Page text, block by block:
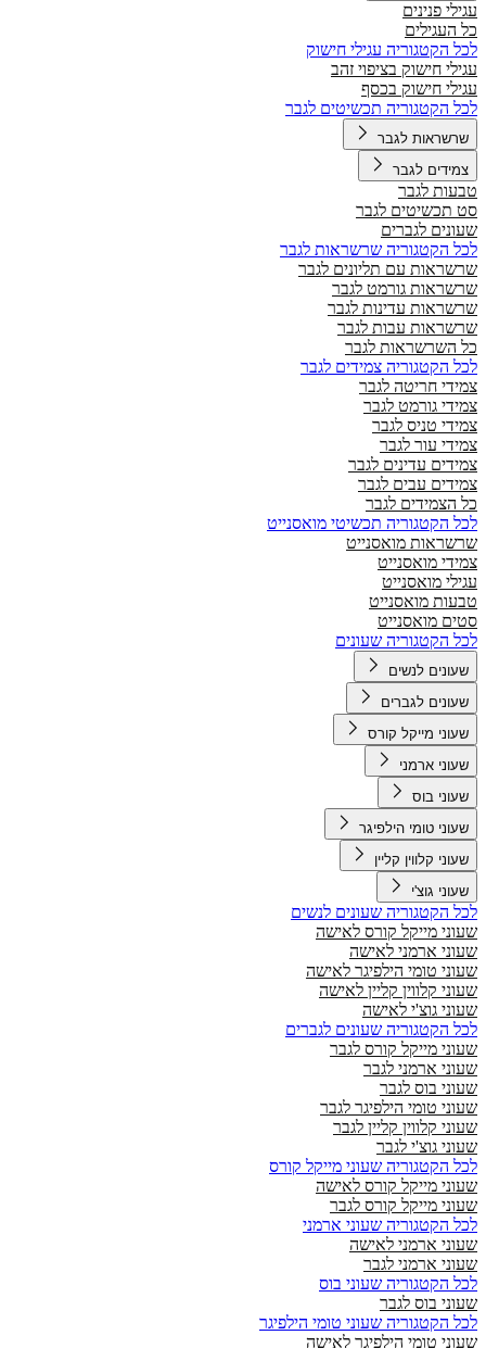
עגילי פנינים
כל העגילים
לכל הקטגוריה עגילי חישוק
עגילי חישוק בציפוי זהב
עגילי חישוק בכסף
לכל הקטגוריה תכשיטים לגבר
שרשראות לגבר
צמידים לגבר
טבעות לגבר
סט תכשיטים לגבר
שעונים לגברים
לכל הקטגוריה שרשראות לגבר
שרשראות עם תליונים לגבר
שרשראות גורמט לגבר
שרשראות עדינות לגבר
שרשראות עבות לגבר
כל השרשראות לגבר
לכל הקטגוריה צמידים לגבר
צמידי חריטה לגבר
צמידי גורמט לגבר
צמידי טניס לגבר
צמידי עור לגבר
צמידים עדינים לגבר
צמידים עבים לגבר
כל הצמידים לגבר
לכל הקטגוריה תכשיטי מואסנייט
שרשראות מואסנייט
צמידי מואסנייט
עגילי מואסנייט
טבעות מואסנייט
סטים מואסנייט
לכל הקטגוריה שעונים
שעונים לנשים
שעונים לגברים
שעוני מייקל קורס
שעוני ארמני
שעוני בוס
שעוני טומי הילפיגר
שעוני קלווין קליין
שעוני גוצ'י
לכל הקטגוריה שעונים לנשים
שעוני מייקל קורס לאישה
שעוני ארמני לאישה
שעוני טומי הילפיגר לאישה
שעוני קלווין קליין לאישה
שעוני גוצ'י לאישה
לכל הקטגוריה שעונים לגברים
שעוני מייקל קורס לגבר
שעוני ארמני לגבר
שעוני בוס לגבר
שעוני טומי הילפיגר לגבר
שעוני קלווין קליין לגבר
שעוני גוצ'י לגבר
לכל הקטגוריה שעוני מייקל קורס
שעוני מייקל קורס לאישה
שעוני מייקל קורס לגבר
לכל הקטגוריה שעוני ארמני
שעוני ארמני לאישה
שעוני ארמני לגבר
לכל הקטגוריה שעוני בוס
שעוני בוס לגבר
לכל הקטגוריה שעוני טומי הילפיגר
שעוני טומי הילפיגר לאישה